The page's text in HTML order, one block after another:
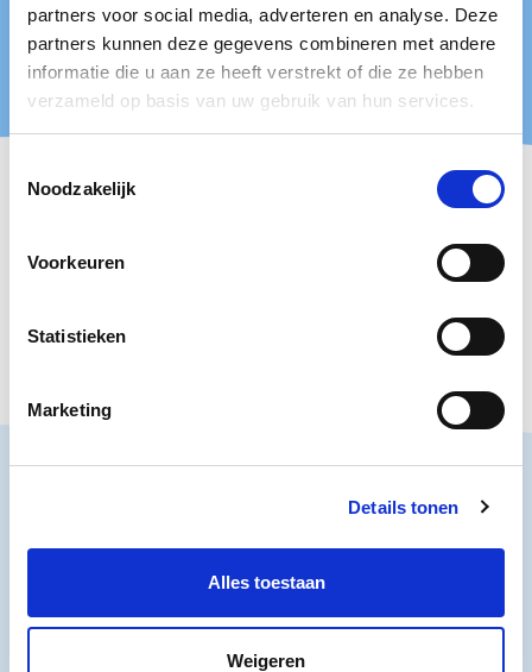
partners voor social media, adverteren en analyse. Deze
partners kunnen deze gegevens combineren met andere
informatie die u aan ze heeft verstrekt of die ze hebben
verzameld op basis van uw gebruik van hun services.
Noodzakelijk
Voorkeuren
Statistieken
Marketing
Details tonen
Alles toestaan
Weigeren
Maak een afspraak
Maak een afspraak
Heb jij iets voor onze collectie?
Heb jij een voorwerp of verhaal dat je graag met het
schenkingsbeleid.
Wer­ken bij